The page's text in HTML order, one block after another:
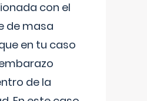
con el
de masa
en tu caso
de la